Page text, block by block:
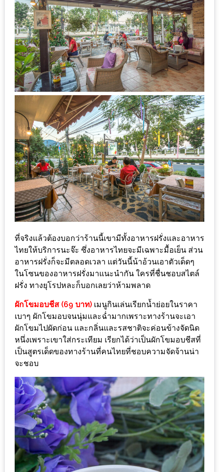
บาร์บีคิว
สาว
เหนือ
กับ
สลัด
หนุ่ม
บ้านนา
เมนู
เด็ด
จาก
ANNA
FARM
ที่
เอาชนะ
ใจ
กรรมการ
THE
DISH
EVENT
ที่
ต้อง
ห้าม
พลาด
สำหรับ
หนาว
นี้
กับ
PING
FAI
FESTIVAL
2
ที่จริงแล้วต้องบอกว่าร้านนี้เขามีทั้งอาหารฝรั่งและอาหาร
ไทยให้บริการนะจ๊ะ ซึ่งอาหารไทยจะมีเฉพาะมื้อเย็น ส่วน
อาหารฝรั่งก็จะมีตลอดเวลา แต่วันนี้น้าอ้วนเอาตัวเด็ดๆ
ในโซนของอาหารฝรั่งมาแนะนำกัน ใครที่ชื่นชอบสไตล์
ฝรั่ง ทางยุโรปหละก็บอกเลยว่าห้ามพลาด
ผักโขมอบชีส (69 บาท) เมนูกินเล่นเรียกน้ำย่อยในราคา
เบาๆ ผักโขมอบจนนุ่มและฉ่ำมากเพราะทางร้านจะเอา
ผักโขมไปผัดก่อน และกลิ่นและรสชาติจะค่อนข้างจัดนิด
หนึ่งเพราะเขาใส่กระเทียม เรียกได้ว่าเป็นผักโขมอบชีสที่
เป็นสูตรเด็ดของทางร้านที่คนไทยที่ชอบความจัดจ้านน่า
จะชอบ